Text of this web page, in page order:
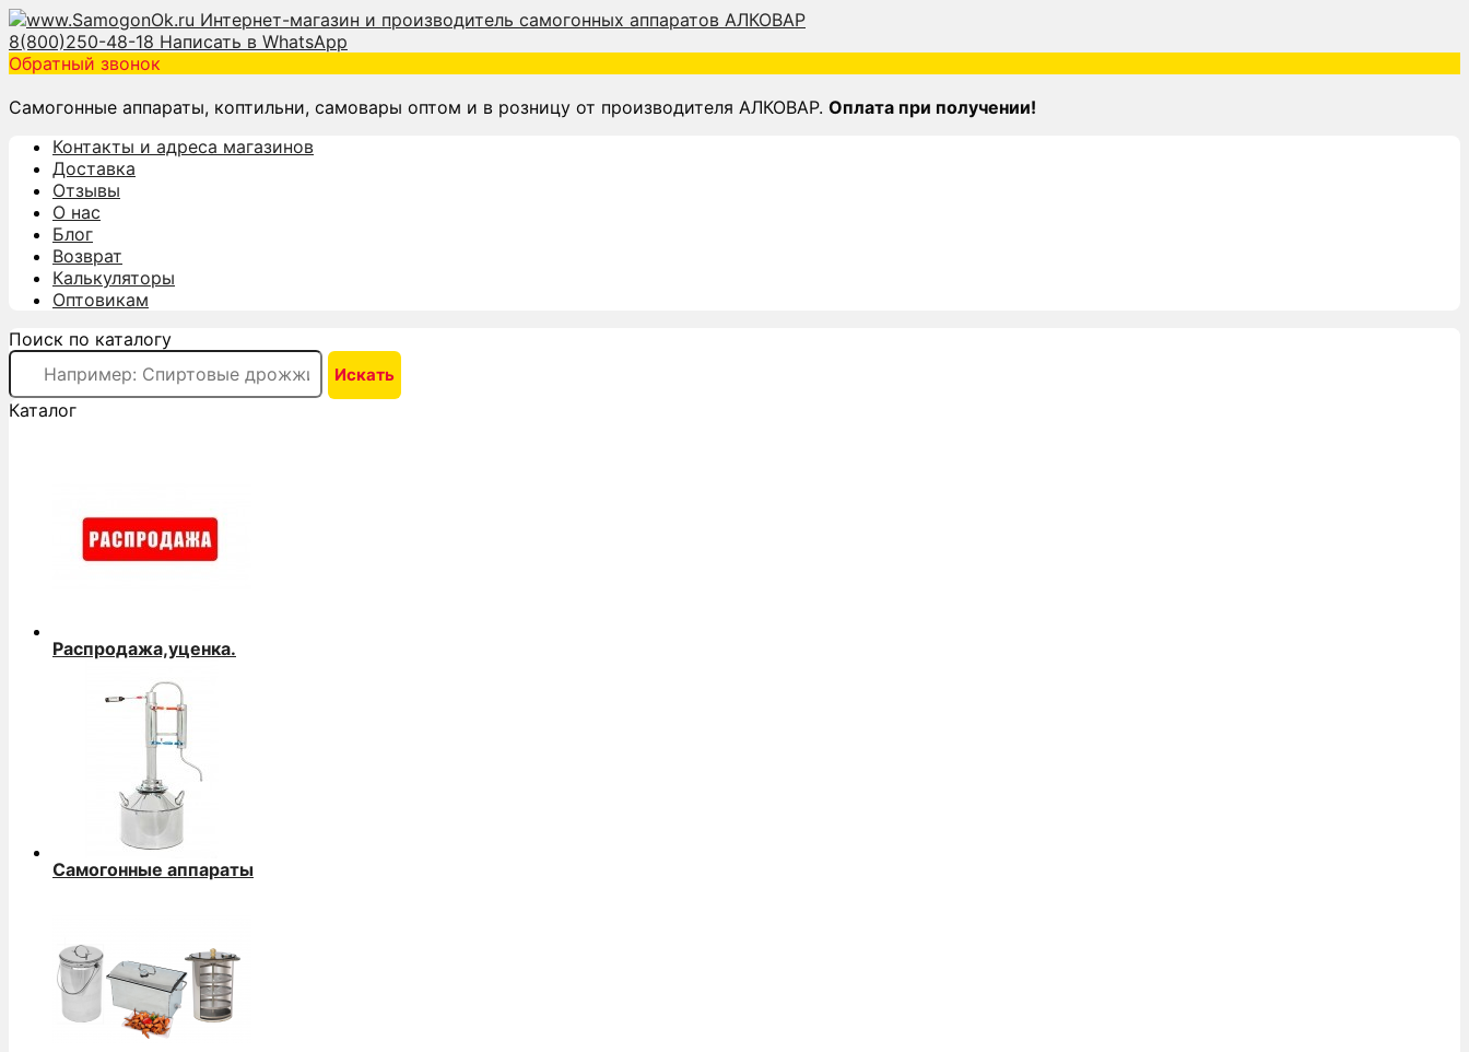
8(800)250-48-18 Написать в WhatsApp
Обратный звонок
Самогонные аппараты, коптильни, самовары оптом и в розницу от производителя АЛКОВАР. Оплата при получении!
Контакты и адреса магазинов
Доставка
Отзывы
О нас
Блог
Возврат
Калькуляторы
Оптовикам
Поиск по каталогу
Каталог
Распродажа,уценка.
Самогонные аппараты